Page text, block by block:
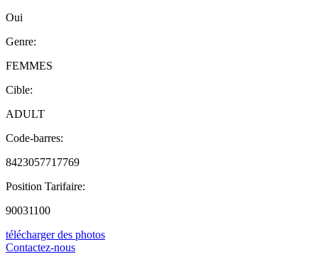
Oui
Genre:
FEMMES
Cible:
ADULT
Code-barres:
8423057717769
Position Tarifaire:
90031100
télécharger des photos
Contactez-nous